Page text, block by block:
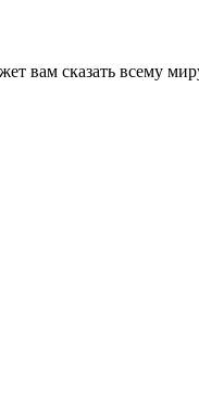
вам сказать всему